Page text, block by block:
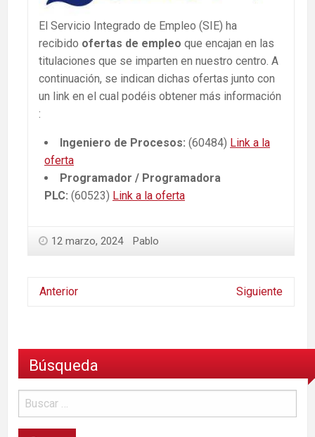
El Servicio Integrado de Empleo (SIE) ha
recibido ofertas de empleo que encajan en las
titulaciones que se imparten en nuestro centro. A
continuación, se indican dichas ofertas junto con
un link en el cual podéis obtener más información
:
Ingeniero de Procesos: (60484) Link a la
oferta
Programador / Programadora
PLC: (60523) Link a la oferta
12 marzo, 2024 Pablo
Anterior Siguiente
Búsqueda